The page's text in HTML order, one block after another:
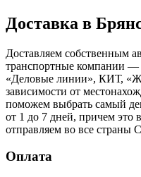
Доставка в
Доставляем собственным
транспортные компании
«Деловые линии», КИТ,
зависимости от
поможем выбрать самый
от 1 до 7 дней, причем это
отправляем во все страны
Оплата